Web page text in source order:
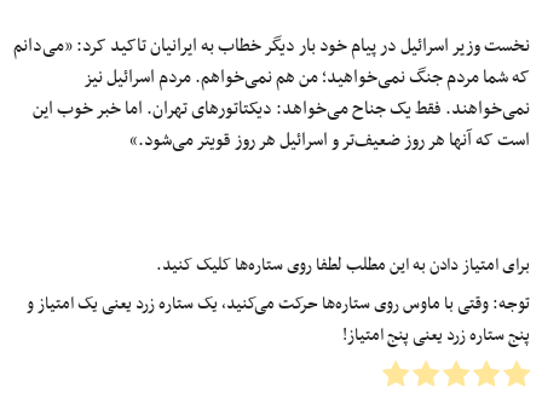
نخست وزیر اسرائیل در پیام خود بار دیگر خطاب به ایرانیان تاکید کرد: «می‌دانم
که شما مردم جنگ نمی‌خواهید؛ من هم نمی‌خواهم. مردم اسرائیل نیز
نمی‌خواهند. فقط یک جناح می‌خواهد: دیکتاتورهای تهران. اما خبر خوب این
است که آنها هر روز ضعیف‌تر و اسرائیل هر روز قویتر می‌شود.»
برای امتیاز دادن به این مطلب لطفا روی ستاره‌ها کلیک کنید.
توجه: وقتی با ماوس روی ستاره‌ها حرکت می‌کنید، یک ستاره زرد یعنی یک امتیاز و
پنج ستاره زرد یعنی پنج امتیاز!